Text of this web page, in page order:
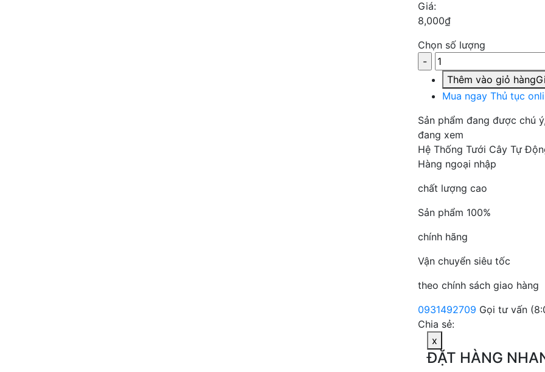
Giá:
8,000₫
Chọn số lượng
Thêm vào giỏ hàng
Mua ngay Thủ tục
Sản phẩm đang được chú ý
đang xem
Hệ Thống Tưới Cây Tự
Hàng ngoại nhập
chất lượng cao
Sản phẩm 100%
chính hãng
Vận chuyển siêu tốc
theo chính sách giao hàng
0931492709 Gọi tư vấn
Chia sẻ:
x
ĐẶT HÀNG